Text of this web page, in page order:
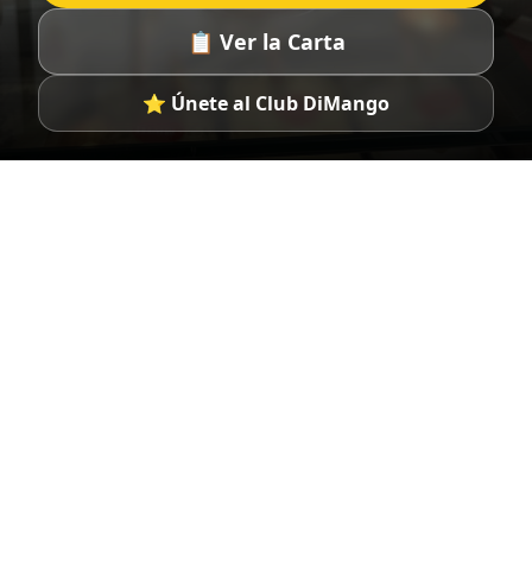
📋 Ver la Carta
⭐ Únete al Club DiMango